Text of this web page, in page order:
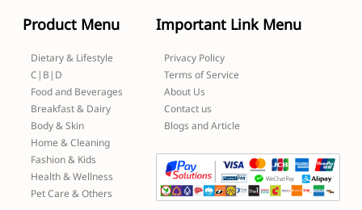
Product Menu
Dietary & Lifestyle
C|B|D
Food and Beverages
Breakfast & Dairy
Body & Skin
Home & Cleaning
Fashion & Kids
Health & Wellness
Pet Care & Others
Important Link Menu
Privacy Policy
Terms of Service
About Us
Contact us
Blogs and Article